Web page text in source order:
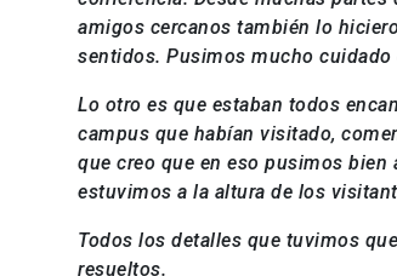
amigos cercanos también lo
sentidos. Pusimos mucho
Lo otro es que estaban todos
campus que habían visitado,
que creo que en eso pusimos bien
estuvimos a la altura de los
Todos los detalles que tuvimos
resueltos.